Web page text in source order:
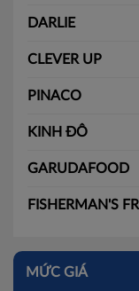
DARLIE
CLEVER UP
PINACO
KINH ĐÔ
GARUDAFOOD
FISHERMAN'S
MỨC GIÁ